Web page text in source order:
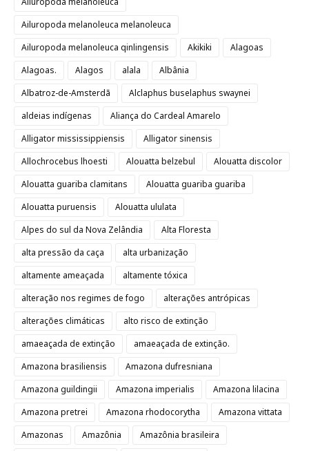
Ailuropoda melanoleuca melanoleuca
Ailuropoda melanoleuca qinlingensis
Akikiki
Alagoas
Alagoas.
Alagos alala
Albânia
Albatroz-de-Amsterdã
Alclaphus buselaphus swaynei
aldeias indígenas
Aliança do Cardeal Amarelo
Alligator mississippiensis
Alligator sinensis
Allochrocebus lhoesti
Alouatta belzebul
Alouatta discolor
Alouatta guariba clamitans
Alouatta guariba guariba
Alouatta puruensis
Alouatta ululata
Alpes do sul da Nova Zelândia
Alta Floresta
alta pressão da caça
alta urbanização
altamente ameaçada
altamente tóxica
alteração nos regimes de fogo
alterações antrópicas
alterações climáticas
alto risco de extinção
amaeaçada de extinção
amaeaçada de extinção.
Amazona brasiliensis
Amazona dufresniana
Amazona guildingii
Amazona imperialis
Amazona lilacina
Amazona pretrei
Amazona rhodocorytha
Amazona vittata
Amazonas
Amazônia
Amazônia brasileira